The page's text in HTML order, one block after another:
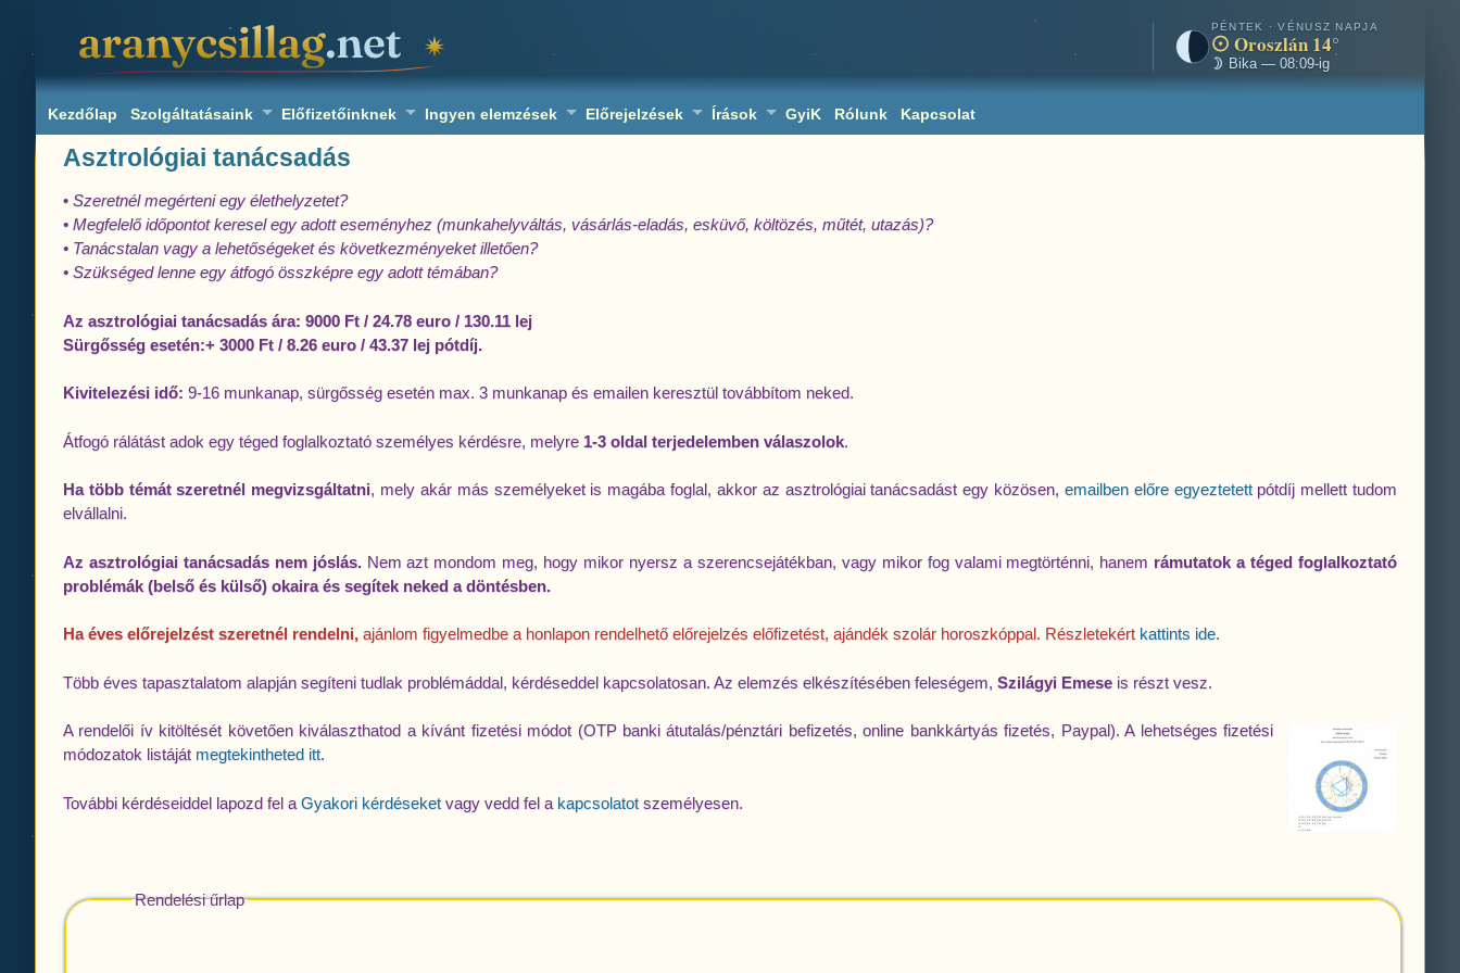
PÉNTEK · VÉNUSZ NAPJA
Oroszlán 14°
Bika — 08:09-ig
Kezdőlap Szolgáltatásaink Előfizetőinknek Ingyen elemzések Előrejelzések Írások GyiK Rólunk Kapcsolat
Asztrológiai tanácsadás
• Szeretnél megérteni egy élethelyzetet?
• Megfelelő időpontot keresel egy adott eseményhez (munkahelyváltás, vásárlás-eladás, esküvő, költözés, műtét, utazás)?
• Tanácstalan vagy a lehetőségeket és következményeket illetően?
• Szükséged lenne egy átfogó összképre egy adott témában?
Az asztrológiai tanácsadás ára: 9000 Ft / 24.78 euro / 130.11 lej
Sürgősség esetén:+ 3000 Ft / 8.26 euro / 43.37 lej pótdíj.
Kivitelezési idő: 9-16 munkanap, sürgősség esetén max. 3 munkanap és emailen keresztül továbbítom neked.
Átfogó rálátást adok egy téged foglalkoztató személyes kérdésre, melyre 1-3 oldal terjedelemben válaszolok.
Ha több témát szeretnél megvizsgáltatni, mely akár más személyeket is magába foglal, akkor az asztrológiai tanácsadást egy közösen, emailben előre egyeztetettpótdíj mellett tudom
elvállalni.
Az asztrológiai tanácsadás nem jóslás.Nem azt mondom meg, hogy mikor nyersz a szerencsejátékban, vagy mikor fog valami megtörténni, hanem rámutatok a téged foglalkoztató
problémák (belső és külső) okaira és segítek neked a döntésben.
Ha éves előrejelzést szeretnél rendelni, ajánlom figyelmedbe a honlapon rendelhető előrejelzés előfizetést, ajándék szolár horoszkóppal. Részletekért kattints ide.
Több éves tapasztalatom alapján segíteni tudlak problémáddal, kérdéseddel kapcsolatosan. Az elemzés elkészítésében feleségem, Szilágyi Emese is részt vesz.
A rendelői ív kitöltését követően kiválaszthatod a kívánt fizetési módot (OTP banki átutalás/pénztári befizetés, online bankkártyás fizetés, Paypal). A lehetséges fizetési
módozatok listáját megtekintheted itt.
További kérdéseiddel lapozd fel a Gyakori kérdéseket vagy vedd fel a kapcsolatot személyesen.
Rendelési űrlap